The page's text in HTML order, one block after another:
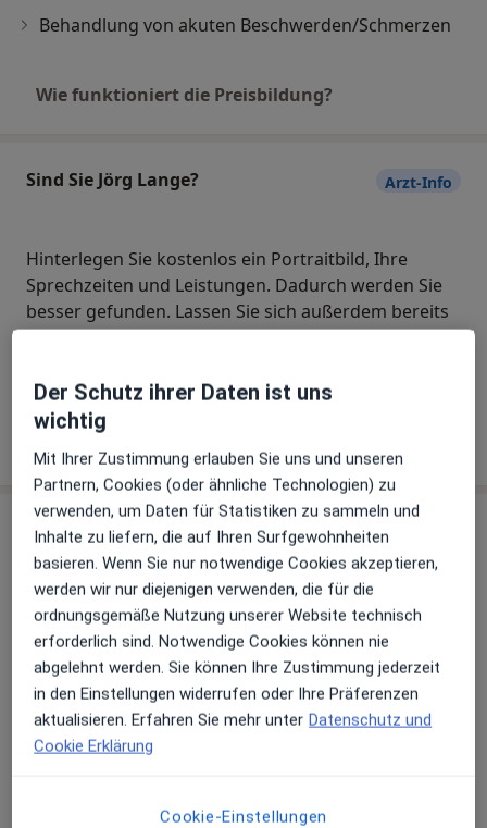
Behandlung von akuten Beschwerden/Schmerzen
Wie funktioniert die Preisbildung?
Sind Sie Jörg Lange? Arzt-Info
Hinterlegen Sie kostenlos ein Portraitbild, Ihre
Sprechzeiten und Leistungen. Dadurch werden Sie
besser gefunden. Lassen Sie sich außerdem bereits
vor Veröffentlichung kostenfrei über neue
Praxis
Praxis Jörg Lange Facharzt für HNO-
Heilkunde
Petersilienstr. 5-7, 38640
Zu Google Mapsöffnet in einer neuen
Verfügbarkeit
Jörg Lange bietet an diesem Standort über Jameda
Der Schutz ihrer Daten ist uns
wichtig
Mit Ihrer Zustimmung erlauben Sie uns und unseren
Partnern, Cookies (oder ähnliche Technologien) zu
verwenden, um Daten für Statistiken zu sammeln und
Inhalte zu liefern, die auf Ihren Surfgewohnheiten
basieren. Wenn Sie nur notwendige Cookies akzeptieren,
werden wir nur diejenigen verwenden, die für die
ordnungsgemäße Nutzung unserer Website technisch
erforderlich sind. Notwendige Cookies können nie
abgelehnt werden. Sie können Ihre Zustimmung jederzeit
in den Einstellungen widerrufen oder Ihre Präferenzen
aktualisieren. Erfahren Sie mehr unter Datenschutz und
Cookie Erklärung
Cookie-Einstellungen